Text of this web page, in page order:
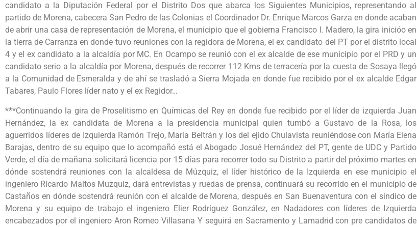
candidato a la Diputación Federal por el Distrito Dos que abarca los Siguientes Municipios, representando al
partido de Morena, cabecera San Pedro de las Colonias el Coordinador Dr. Enrique Marcos Garza en donde acaban
de abrir una casa de representación de Morena, el municipio que el gobierna Francisco I. Madero, la gira inicióo en
la tierra de Carranza en donde tuvo reuniones con la regidora de Morena, el ex candidato del PT por el distrito local
4 y el ex candidato a la alcaldía por MC. En Ocampo se reunió con el ex alcalde de ese municipio por el PRD y un
candidato serio a la alcaldía por Morena, después de recorrer 112 Kms de terracería por la cuesta de Sosaya llegó
a la Comunidad de Esmeralda y de ahí se trasladó a Sierra Mojada en donde fue recibido por el ex alcalde Edgar
Tabares, Paulo Flores líder nato y el ex Regidor…
***Continuando la gira de Proselitismo en Químicas del Rey en donde fue recibido por el líder de izquierda Juan
Hernández, la ex candidata de Morena a la presidencia municipal quien tumbó a Gustavo de la Rosa, los
aguerridos líderes de Izquierda Ramón Trejo, María Beltrán y los del ejido Chulavista reuniéndose con María Elena
Barajas, dentro de su equipo que lo acompañó está el Abogado Josué Hernández del PT, gente de UDC y Partido
Verde, el día de mañana solicitará licencia por 15 días para recorrer todo su Distrito a partir del próximo martes en
dónde sostendrá reuniones con la alcaldesa de Múzquiz, el líder histórico de la Izquierda en ese municipio el
ingeniero Ricardo Maltos Muzquiz, dará entrevistas y ruedas de prensa, continuará su recorrido en el municipio de
Castaños en dónde sostendrá reunión con el alcalde de Morena, después en San Buenaventura con el síndico de
Morena y su equipo de trabajo el ingeniero Elier Rodríguez González, en Nadadores con líderes de Izquierda
encabezados por el ingeniero Aron Romeo Villasana Y seguirá en Sacramento y Lamadrid con pre candidatos de